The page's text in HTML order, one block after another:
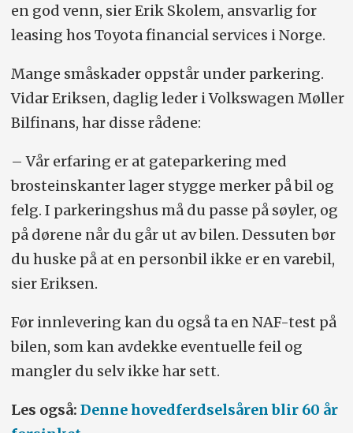
en god venn, sier Erik Skolem, ansvarlig for
leasing hos Toyota financial services i Norge.
Mange småskader oppstår under parkering.
Vidar Eriksen, daglig leder i Volkswagen Møller
Bilfinans, har disse rådene:
– Vår erfaring er at gateparkering med
brosteinskanter lager stygge merker på bil og
felg. I parkeringshus må du passe på søyler, og
på dørene når du går ut av bilen. Dessuten bør
du huske på at en personbil ikke er en varebil,
sier Eriksen.
Før innlevering kan du også ta en NAF-test på
bilen, som kan avdekke eventuelle feil og
mangler du selv ikke har sett.
Les også: Denne hovedferdselsåren blir 60 år